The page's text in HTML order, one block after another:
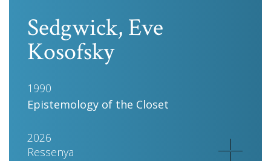
Sedgwick, Eve
Kosofsky
1990
Epistemology of the Closet
2026
Ressenya